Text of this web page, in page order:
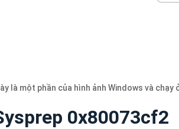
là một phần của hình ảnh Windows và chạy
0x80073cf2